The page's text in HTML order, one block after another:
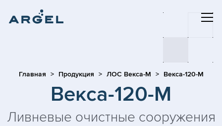
Главная Продукция ЛОС Векса-М Векса-120-М
Векса-120-М
Ливневые очистные сооружения